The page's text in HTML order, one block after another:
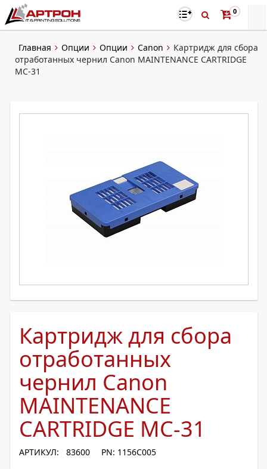
0
Главная Опции Опции Canon
Картридж для сбора
отработанных чернил Canon MAINTENANCE CARTRIDGE
MC-31
Картридж для сбора
отработанных
чернил Canon
MAINTENANCE
CARTRIDGE MC-31
АРТИКУЛ: 83600 PN: 1156C005